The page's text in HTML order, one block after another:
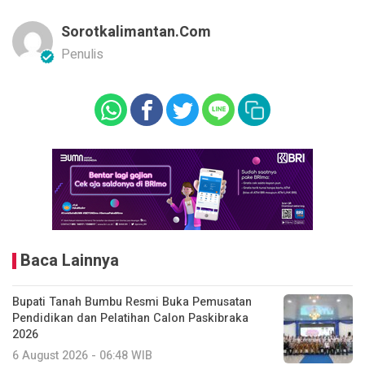
Sorotkalimantan.com
Penulis
Baca Lainnya
Bupati Tanah Bumbu Resmi Buka Pemusatan
Pendidikan dan Pelatihan Calon Paskibraka
2026
6 August 2026 - 06:48 WIB